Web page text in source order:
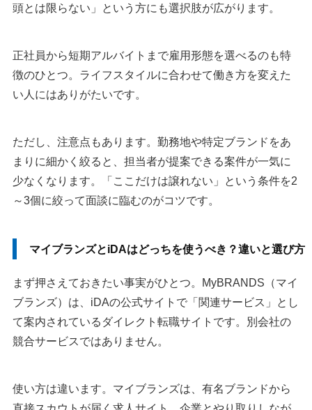
頭とは限らない」という方にも選択肢が広がります。
正社員から短期アルバイトまで雇用形態を選べるのも特
徴のひとつ。ライフスタイルに合わせて働き方を変えた
い人にはありがたいです。
ただし、注意点もあります。勤務地や特定ブランドをあ
まりに細かく絞ると、担当者が提案できる案件が一気に
少なくなります。「ここだけは譲れない」という条件を2
～3個に絞って面談に臨むのがコツです。
マイブランズとiDAはどっちを使うべき？違いと選び方
まず押さえておきたい事実がひとつ。MyBRANDS（マイ
ブランズ）は、iDAの公式サイトで「関連サービス」とし
て案内されているダイレクト転職サイトです。別会社の
競合サービスではありません。
使い方は違います。マイブランズは、有名ブランドから